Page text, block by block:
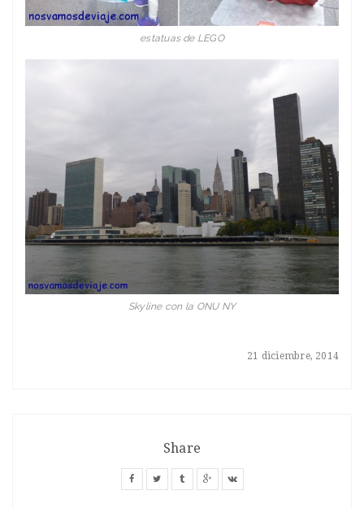
21 diciembre, 2014
estatuas de LEGO
Skyline con la ONU NY
Share